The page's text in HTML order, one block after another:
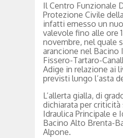
Il Centro Funzionale
Protezione Civile
infatti emesso un
valevole fino alle ore
novembre, nel quale
arancione nel Bacino
Fissero-Tartaro-
Adige in relazione ai
previsti lungo l’asta
L’allerta gialla, di
dichiarata per criticità
Idraulica Principale e
Bacino Alto Brenta-
Alpone.